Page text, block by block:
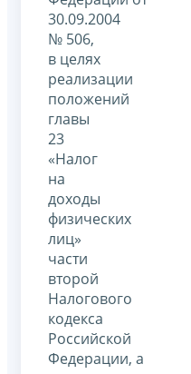
30.09.2004
№ 506,
в целях
реализации
положений
главы
23
«Налог
на
доходы
физических
лиц»
части
второй
Налогового
кодекса
Российской
Федерации, а